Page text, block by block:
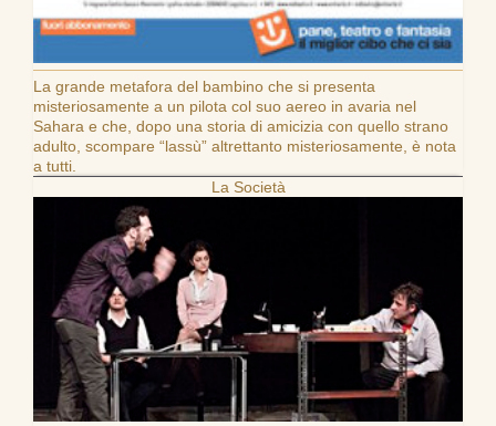
La grande metafora del bambino che si presenta
misteriosamente a un pilota col suo aereo in avaria nel
Sahara e che, dopo una storia di amicizia con quello strano
adulto, scompare “lassù” altrettanto misteriosamente, è nota
a tutti.
La Società